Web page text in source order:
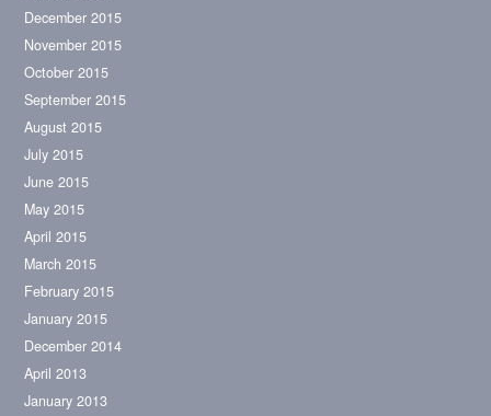
December 2015
November 2015
October 2015
September 2015
August 2015
July 2015
June 2015
May 2015
April 2015
March 2015
February 2015
January 2015
December 2014
April 2013
January 2013